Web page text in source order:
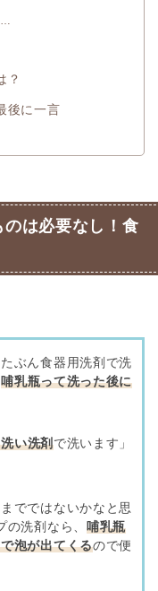
…
？
後に一言
のは必要なし！食
ぶん食器用洗剤で洗
哺乳瓶って洗った後に
い洗剤で洗います」
でではないかなと思
洗剤なら、 哺乳瓶
泡が出てくるので便